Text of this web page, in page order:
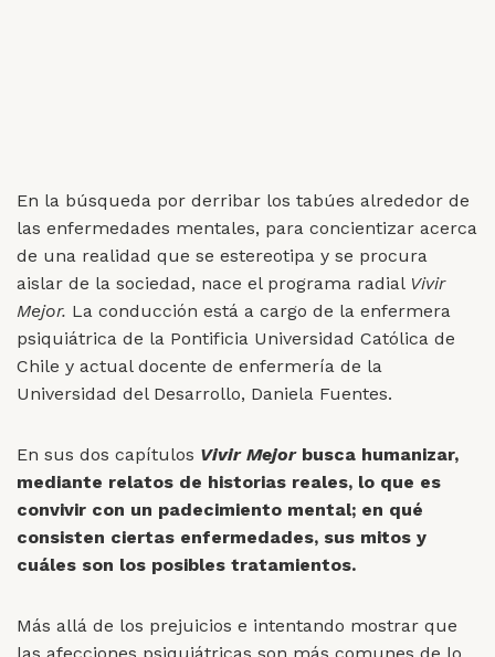
En la búsqueda por derribar los tabúes alrededor de
las enfermedades mentales, para concientizar acerca
de una realidad que se estereotipa y se procura
aislar de la sociedad, nace el programa radial Vivir
Mejor. La conducción está a cargo de la enfermera
psiquiátrica de la Pontificia Universidad Católica de
Chile y actual docente de enfermería de la
Universidad del Desarrollo, Daniela Fuentes.
En sus dos capítulos Vivir Mejorbusca humanizar,
mediante relatos de historias reales, lo que es
convivir con un padecimiento mental; en qué
consisten ciertas enfermedades, sus mitos y
cuáles son los posibles tratamientos.
Más allá de los prejuicios e intentando mostrar que